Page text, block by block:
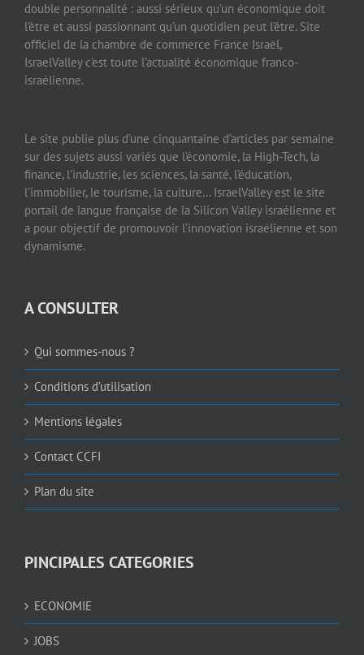
double personnalité : aussi sérieux qu’un économique doit
l’être et aussi passionnant qu’un quotidien peut l’être. Site
officiel de la chambre de commerce France Israël,
IsraelValley c’est toute l’actualité économique franco-
israélienne.
Le site publie plus d’une cinquantaine d’articles par semaine
sur des sujets aussi variés que l’économie, la High-Tech, la
finance, l’industrie, les sciences, la santé, l’éducation,
l’immobilier, le tourisme, la culture… IsraelValley est le site
portail de langue française de la Silicon Valley israélienne et
a pour objectif de promouvoir l’innovation israélienne et son
dynamisme.
A CONSULTER
Qui sommes-nous ?
Conditions d’utilisation
Mentions légales
Contact CCFI
Plan du site
PINCIPALES CATEGORIES
ECONOMIE
JOBS